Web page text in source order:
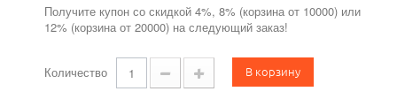
Получите купон со скидкой 4%, 8% (корзина от 10000) или
12% (корзина от 20000) на следующий заказ!
Количество В корзину